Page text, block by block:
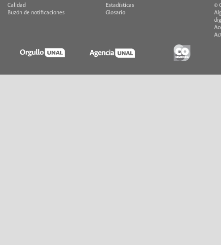
Calidad
Buzón de notificaciones
Estadísticas
Glosario
©